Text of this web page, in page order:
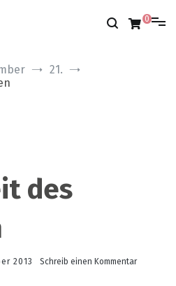
0
21.
des
2013 Schreib einen Kommentarzu